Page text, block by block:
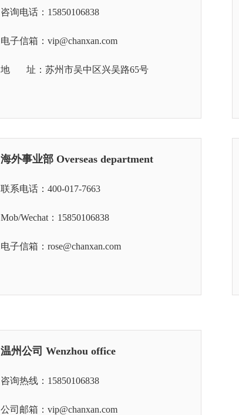
咨询电话：15850106838
电子信箱：vip@chanxan.com
地 址：苏州市吴中区兴吴路65号
海外事业部 Overseas department
联系电话： 400-017-7663
Mob/Wechat： 15850106838
电子信箱：rose@chanxan.com
温州公司 Wenzhou office
咨询热线：15850106838
公司邮箱：vip@chanxan.com